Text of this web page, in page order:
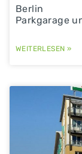
Berlin
Parkgarage
WEITERLESEN »